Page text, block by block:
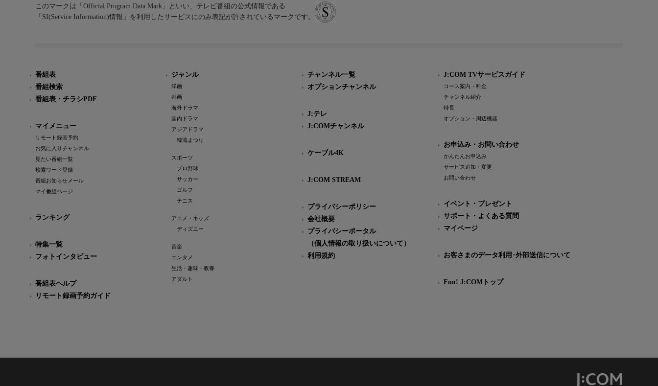
このマークは「Official Program Data Mark」といい、テレビ番組の公式情報である
「SI(Service Information)情報」を利用したサービスにのみ表記が許されているマークです。
番組表
番組検索
番組表・チラシPDF
マイメニュー
リモート録画予約
お気に入りチャンネル
見たい番組一覧
検索ワード登録
番組お知らせメール
マイ番組ページ
ランキング
特集一覧
フォトインタビュー
番組表ヘルプ
リモート録画予約ガイド
ジャンル
洋画
邦画
海外ドラマ
国内ドラマ
アジアドラマ
韓流まつり
スポーツ
プロ野球
サッカー
ゴルフ
テニス
アニメ・キッズ
ディズニー
音楽
エンタメ
生活・趣味・教養
アダルト
チャンネル一覧
オプションチャンネル
J:テレ
J:COMチャンネル
ケーブル4K
J:COM STREAM
プライバシーポリシー
会社概要
プライバシーポータル
（個人情報の取り扱いについて）
利用規約
J:COM TVサービスガイド
コース案内・料金
チャンネル紹介
特長
オプション・周辺機器
お申込み・お問い合わせ
かんたんお申込み
サービス追加・変更
お問い合わせ
イベント・プレゼント
サポート・よくある質問
マイページ
お客さまのデータ利用･外部送信について
Fun! J:COMトップ